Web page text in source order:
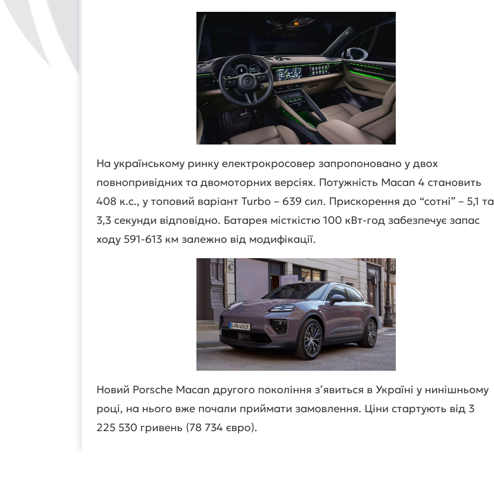
На українському ринку електрокросовер запропоновано у двох
повнопривідних та двомоторних версіях. Потужність Macan 4 становить
408 к.с., у топовий варіант Turbo – 639 сил. Прискорення до “сотні” – 5,1 та
3,3 секунди відповідно. Батарея місткістю 100 кВт-год забезпечує запас
ходу 591-613 км залежно від модифікації.
Новий Porsche Macan другого покоління з’явиться в Україні у нинішньому
році, на нього вже почали приймати замовлення. Ціни стартують від 3
225 530 гривень (78 734 євро).